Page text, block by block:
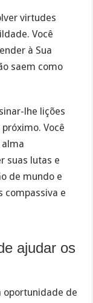
virtudes
Você
à Sua
saem como
lhe lições
Você
suas lutas e
de mundo e
compassiva e
ajudar os
oportunidade de